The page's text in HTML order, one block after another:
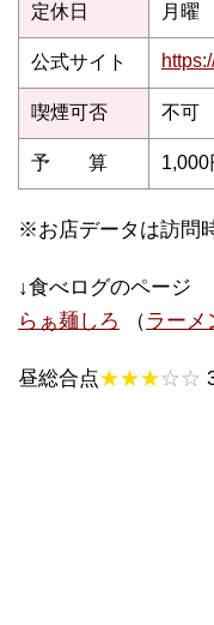
定休日 月曜
公式サイト
喫煙可否 不可
予 算 1,000
※お店データは訪問
↓食べログのページ
らぁ麺しろ
（ラーメ
昼総合点★★★☆☆